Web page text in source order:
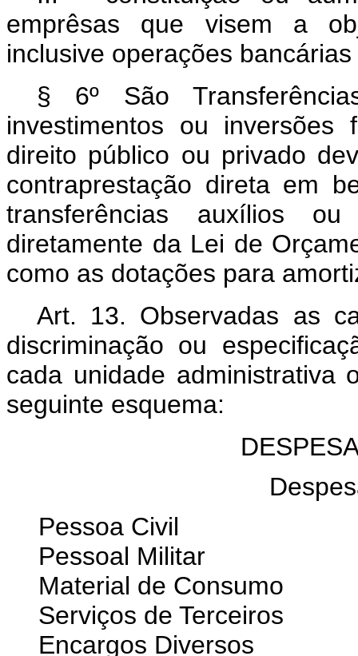
emprêsas que visem a
inclusive operações
§ 6º São
investimentos ou inversões
direito público ou privado
contraprestação direta em
transferências auxílios
diretamente da Lei de
como as dotações para
Art. 13. Observadas as
discriminação ou
cada unidade administrativa
seguinte esquema:
Pessoa Civil
Pessoal Militar
Material de Consumo
Serviços de Terceiros
Encargos Diversos